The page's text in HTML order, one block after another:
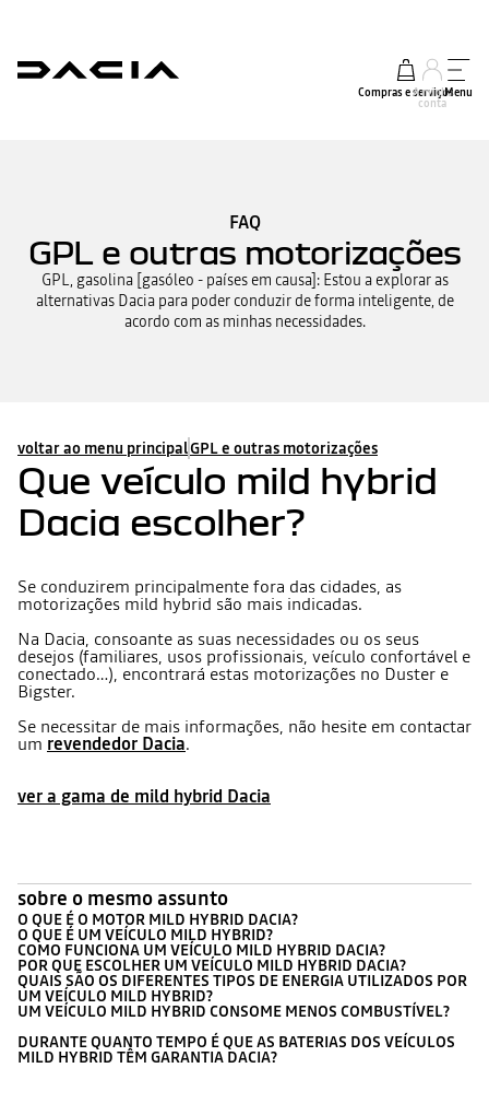
Compras e serviços
A minha
conta
Menu
FAQ
GPL e outras motorizações
GPL, gasolina [gasóleo - países em causa]: Estou a explorar as
alternativas Dacia para poder conduzir de forma inteligente, de
acordo com as minhas necessidades.
voltar ao menu principalGPL e outras motorizações
Que veículo mild hybrid
Dacia escolher?
Se conduzirem principalmente fora das cidades, as
motorizações mild hybrid são mais indicadas.
Na Dacia, consoante as suas necessidades ou os seus
desejos (familiares, usos profissionais, veículo confortável e
conectado…), encontrará estas motorizações no Duster e
Bigster.
Se necessitar de mais informações, não hesite em contactar
um revendedor Dacia.
ver a gama de mild hybrid Dacia
sobre o mesmo assunto
O QUE É O MOTOR MILD HYBRID DACIA?
O QUE É UM VEÍCULO MILD HYBRID?
COMO FUNCIONA UM VEÍCULO MILD HYBRID DACIA?
POR QUE ESCOLHER UM VEÍCULO MILD HYBRID DACIA?
QUAIS SÃO OS DIFERENTES TIPOS DE ENERGIA UTILIZADOS POR
UM VEÍCULO MILD HYBRID?
UM VEÍCULO MILD HYBRID CONSOME MENOS COMBUSTÍVEL?
DURANTE QUANTO TEMPO É QUE AS BATERIAS DOS VEÍCULOS
MILD HYBRID TÊM GARANTIA DACIA?